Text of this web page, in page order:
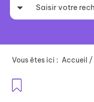
Vous êtes ici : Accueil /